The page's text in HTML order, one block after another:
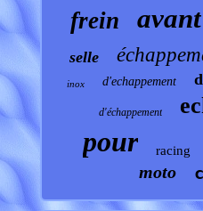
frein avant
selle
inox d'echappement
d'échappement
pour racing
moto